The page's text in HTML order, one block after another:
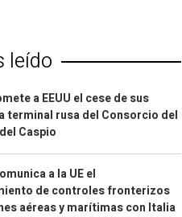
leído
a EEUU el cese de sus
terminal rusa del Consorcio del
Caspio
a la UE el
de controles fronterizos
aéreas y marítimas con Italia